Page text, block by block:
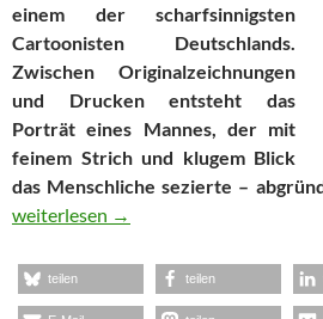
einem der scharfsinnigsten
Cartoonisten Deutschlands.
Zwischen Originalzeichnungen
und Drucken entsteht das
Porträt eines Mannes, der mit
feinem Strich und klugem Blick
das Menschliche sezierte –
Perscheids Spuren – Ausstellung
weiterlesen →
teilen teilen